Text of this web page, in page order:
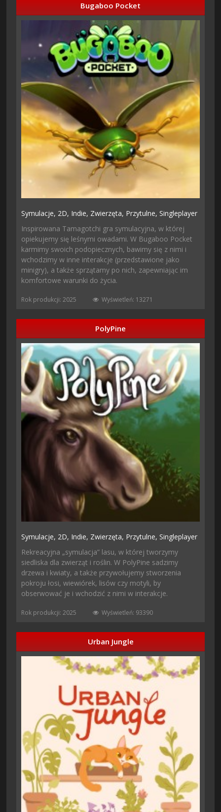
Bugaboo Pocket
Symulacje, 2D, Indie, Zwierzęta, Przytulne,Singleplayer
Inspirowana Tamagotchi gra symulacyjna, w której
opiekujemy się leśnymi owadami. W Bugaboo Pocket
karmimy swoich podopiecznych, bawimy się z nimi i
wchodzimy w inne interakcje (przedstawione jako
minigry), a także sprzątamy po nich, zapewniając im
komfortowe warunki do życia.
Rok produkcji: 2025 Wyświetleń: 13271
PolyPine
Symulacje, 2D, Indie, Zwierzęta, Przytulne,Singleplayer
Rekreacyjna „symulacja” lasu, w której tworzymy
siedliska dla zwierząt i roślin. W PolyPine sadzimy
drzewa i kwiaty, a także przywołujemy stworzenia
pokroju łosi, wiewiórek, lisów czy motyli, by
obserwować je i wchodzić z nimi w interakcje.
Rok produkcji: 2025 Wyświetleń: 93390
Urban Jungle